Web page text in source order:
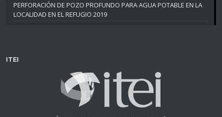
PERFORACIÓN DE POZO PROFUNDO PARA AGUA POTABLE EN LA
LOCALIDAD EN EL REFUGIO 2019
ITEI